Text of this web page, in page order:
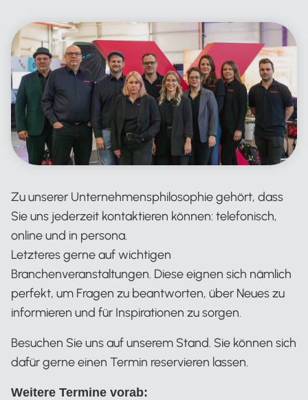
Zu unserer Unternehmensphilosophie gehört, dass
Sie uns jederzeit kontaktieren können: telefonisch,
online und in persona.
Letzteres gerne auf wichtigen
Branchenveranstaltungen. Diese eignen sich nämlich
perfekt, um Fragen zu beantworten, über Neues zu
informieren und für Inspirationen zu sorgen.
Besuchen Sie uns auf unserem Stand. Sie können sich
dafür gerne einen Termin reservieren lassen.
Weitere Termine vorab: